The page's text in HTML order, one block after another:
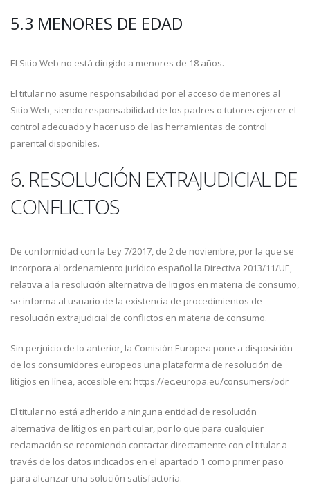
5.3 MENORES DE EDAD
El Sitio Web no está dirigido a menores de 18 años.
El titular no asume responsabilidad por el acceso de menores al
Sitio Web, siendo responsabilidad de los padres o tutores ejercer el
control adecuado y hacer uso de las herramientas de control
parental disponibles.
6. RESOLUCIÓN EXTRAJUDICIAL DE
CONFLICTOS
De conformidad con la Ley 7/2017, de 2 de noviembre, por la que se
incorpora al ordenamiento jurídico español la Directiva 2013/11/UE,
relativa a la resolución alternativa de litigios en materia de consumo,
se informa al usuario de la existencia de procedimientos de
resolución extrajudicial de conflictos en materia de consumo.
Sin perjuicio de lo anterior, la Comisión Europea pone a disposición
de los consumidores europeos una plataforma de resolución de
litigios en línea, accesible en: https://ec.europa.eu/consumers/odr
El titular no está adherido a ninguna entidad de resolución
alternativa de litigios en particular, por lo que para cualquier
reclamación se recomienda contactar directamente con el titular a
través de los datos indicados en el apartado 1 como primer paso
para alcanzar una solución satisfactoria.